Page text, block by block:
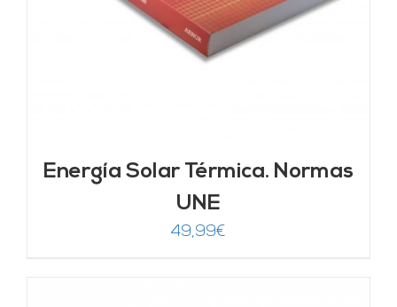
Energía Solar Térmica. Normas
UNE
49,99€